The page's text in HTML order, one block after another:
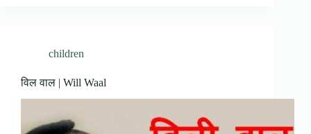
children
विल वाल | Will Waal